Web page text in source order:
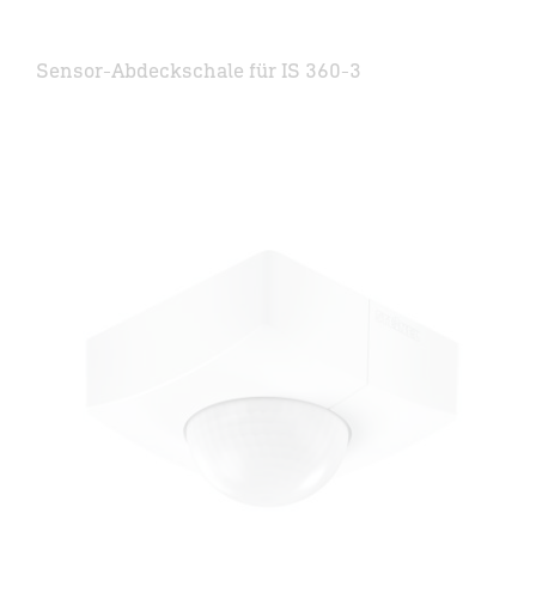
Sensor-Abdeckschale für IS 360-3